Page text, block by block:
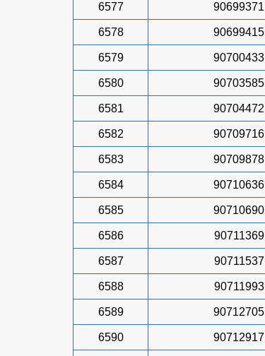
6577 90699371
6578 90699415
6579 90700433
6580 90703585
6581 90704472
6582 90709716
6583 90709878
6584 90710636
6585 90710690
6586 90711369
6587 90711537
6588 90711993
6589 90712705
6590 90712917